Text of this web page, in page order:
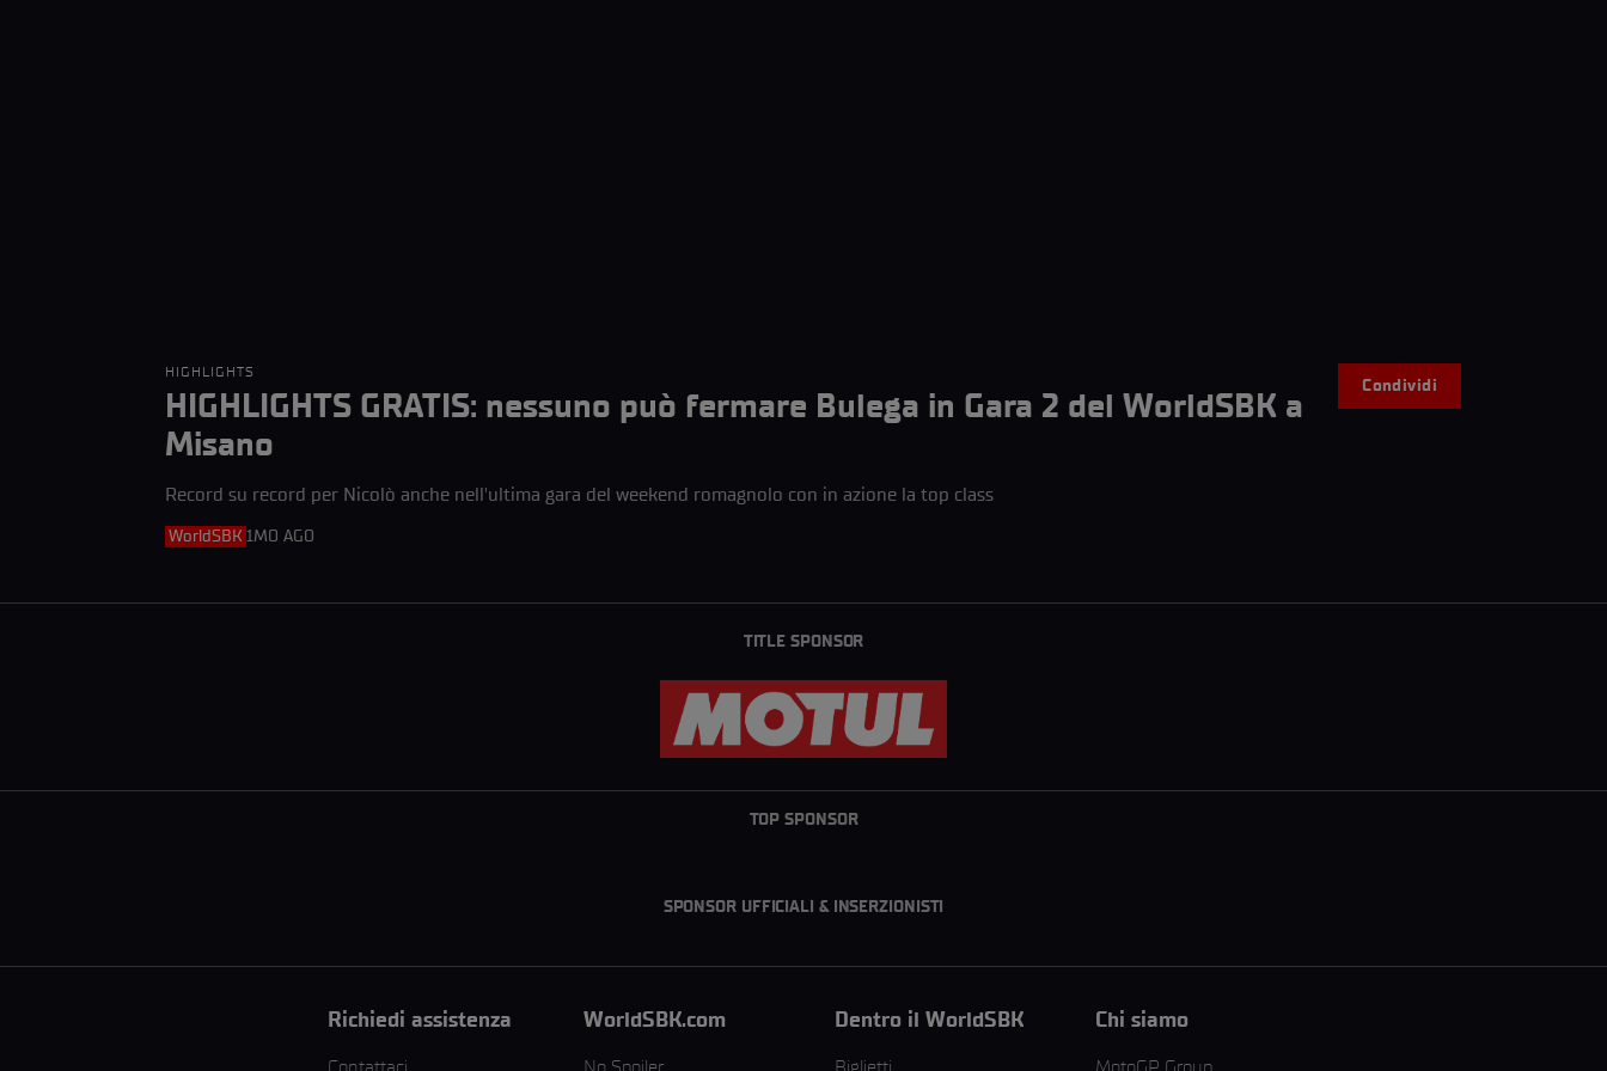
HIGHLIGHTS
HIGHLIGHTS GRATIS: nessuno può fermare Bulega in Gara 2 del WorldSBK a
Misano
Record su record per Nicolò anche nell'ultima gara del weekend romagnolo con in azione la top class
WorldSBK 1MO AGO
Condividi
TITLE SPONSOR
TOP SPONSOR
SPONSOR UFFICIALI & INSERZIONISTI
Richiedi assistenza WorldSBK.com Dentro il WorldSBK Chi siamo